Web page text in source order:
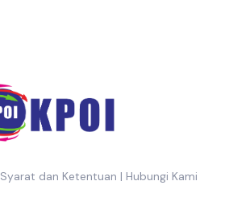
Syarat dan Ketentuan | Hubungi Kami